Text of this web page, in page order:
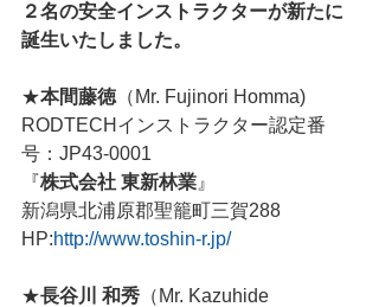
２名の安全インストラクターが新たに
誕生いたしました。
★本間藤徳（Mr. Fujinori Homma)
RODTECHインストラクター認定番
号：JP43-0001
『株式会社 東新林業 』
新潟県北浦原郡聖籠町三賀288
HP:http://www.toshin-r.jp/
★長谷川 和秀 （Mr. Kazuhide